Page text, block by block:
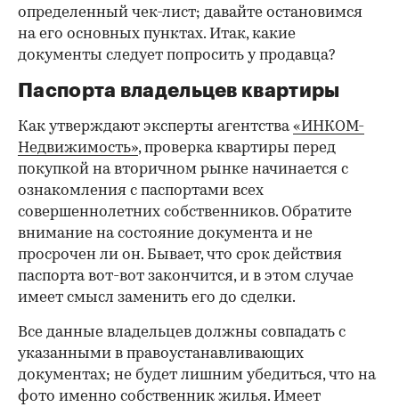
определенный чек-лист; давайте остановимся
на его основных пунктах. Итак, какие
документы следует попросить у продавца?
Паспорта владельцев квартиры
Как утверждают эксперты агентства«ИНКОМ-
Недвижимость», проверка квартиры перед
покупкой на вторичном рынке начинается с
ознакомления с паспортами всех
совершеннолетних собственников. Обратите
внимание на состояние документа и не
просрочен ли он. Бывает, что срок действия
паспорта вот-вот закончится, и в этом случае
имеет смысл заменить его до сделки.
Все данные владельцев должны совпадать с
указанными в правоустанавливающих
документах; не будет лишним убедиться, что на
фото именно собственник жилья. Имеет